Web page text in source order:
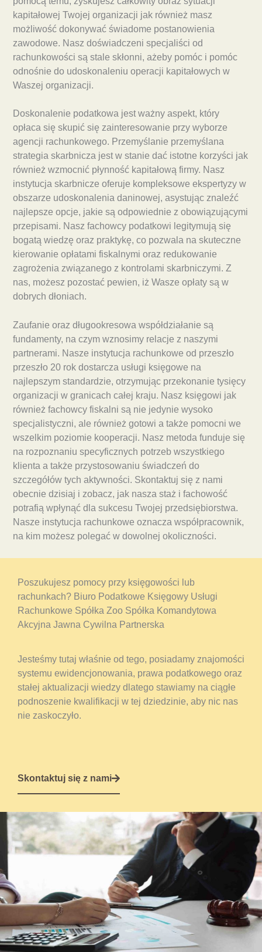
kapitałowej Twojej organizacji jak również masz
możliwość dokonywać świadome postanowienia
zawodowe. Nasz doświadczeni specjaliści od
rachunkowości są stale skłonni, ażeby pomóc i pomóc
odnośnie do udoskonaleniu operacji kapitałowych w
Waszej organizacji.
Doskonalenie podatkowa jest ważny aspekt, który
opłaca się skupić się zainteresowanie przy wyborze
agencji rachunkowego. Przemyślanie przemyślana
strategia skarbnicza jest w stanie dać istotne korzyści jak
również wzmocnić płynność kapitałową firmy. Nasz
instytucja skarbnicze oferuje kompleksowe ekspertyzy w
obszarze udoskonalenia daninowej, asystując znaleźć
najlepsze opcje, jakie są odpowiednie z obowiązującymi
przepisami. Nasz fachowcy podatkowi legitymują się
bogatą wiedzę oraz praktykę, co pozwala na skuteczne
kierowanie opłatami fiskalnymi oraz redukowanie
zagrożenia związanego z kontrolami skarbniczymi. Z
nas, możesz pozostać pewien, iż Wasze opłaty są w
dobrych dłoniach.
Zaufanie oraz długookresowa współdziałanie są
fundamenty, na czym wznosimy relacje z naszymi
partnerami. Nasze instytucja rachunkowe od przeszło
przeszło 20 rok dostarcza usługi księgowe na
najlepszym standardzie, otrzymując przekonanie tysięcy
organizacji w granicach całej kraju. Nasz księgowi jak
również fachowcy fiskalni są nie jedynie wysoko
specjalistyczni, ale również gotowi a także pomocni we
wszelkim poziomie kooperacji. Nasz metoda funduje się
na rozpoznaniu specyficznych potrzeb wszystkiego
klienta a także przystosowaniu świadczeń do
szczegółów tych aktywności. Skontaktuj się z nami
obecnie dzisiaj i zobacz, jak nasza staż i fachowość
potrafią wpłynąć dla sukcesu Twojej przedsiębiorstwa.
Nasze instytucja rachunkowe oznacza współpracownik,
na kim możesz polegać w dowolnej okoliczności.
Poszukujesz pomocy przy księgowości lub
rachunkach? Biuro Podatkowe Księgowy Usługi
Rachunkowe Spółka Zoo Spółka Komandytowa
Akcyjna Jawna Cywilna Partnerska
Jesteśmy tutaj właśnie od tego, posiadamy znajomości
systemu ewidencjonowania, prawa podatkowego oraz
stałej aktualizacji wiedzy dlatego stawiamy na ciągłe
podnoszenie kwalifikacji w tej dziedzinie, aby nic nas
nie zaskoczyło.
Skontaktuj się z nami